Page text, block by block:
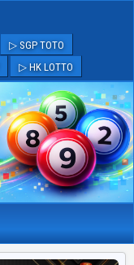
▷ SGP TOTO
▷ HK LOTTO